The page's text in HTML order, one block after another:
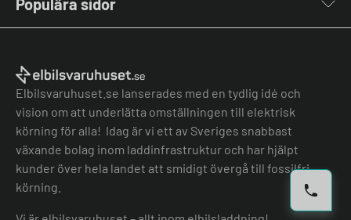
Portabla Laddare
Övriga tillbehör
Kontakta oss
Vanliga frågor & svar
El-lexikon
Installation
Grön teknik bidrag
Lastbalansering
Köpvillkor
Köpvillkor batteri
Felanmälan
Hantera cookies
Populära sidor
Elbilsladdare företag
Laddbox bäst i test
Bilmärken
Jämför laddboxar
Jämför hembatterier
Elbilsvaruhuset.se lanserades med en tydlig idé och
vision om att underlätta omställningen till elektrisk
körning för alla! Idag är vi ett av Sveriges snabbast
växande bolag inom laddinfrastruktur och har hjälpt
kunder över hela landet att smidigt övergå till fossilfri
körning.